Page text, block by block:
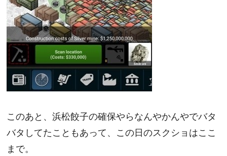
このあと、浜松餃子の確保やらなんやかんやでバタ
バタしてたこともあって、この日のスクショはここ
まで。